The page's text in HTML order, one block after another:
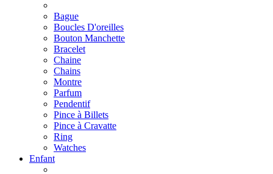
Bague
Boucles D'oreilles
Bouton Manchette
Bracelet
Chaine
Chains
Montre
Parfum
Pendentif
Pince à Billets
Pince à Cravatte
Ring
Watches
Enfant